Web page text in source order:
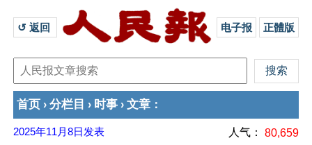
↺ 返回 电子报 正體版
首页 › 分栏目 › 时事 › 文章 ：
2025年11月8日 发表 人气： 80,659